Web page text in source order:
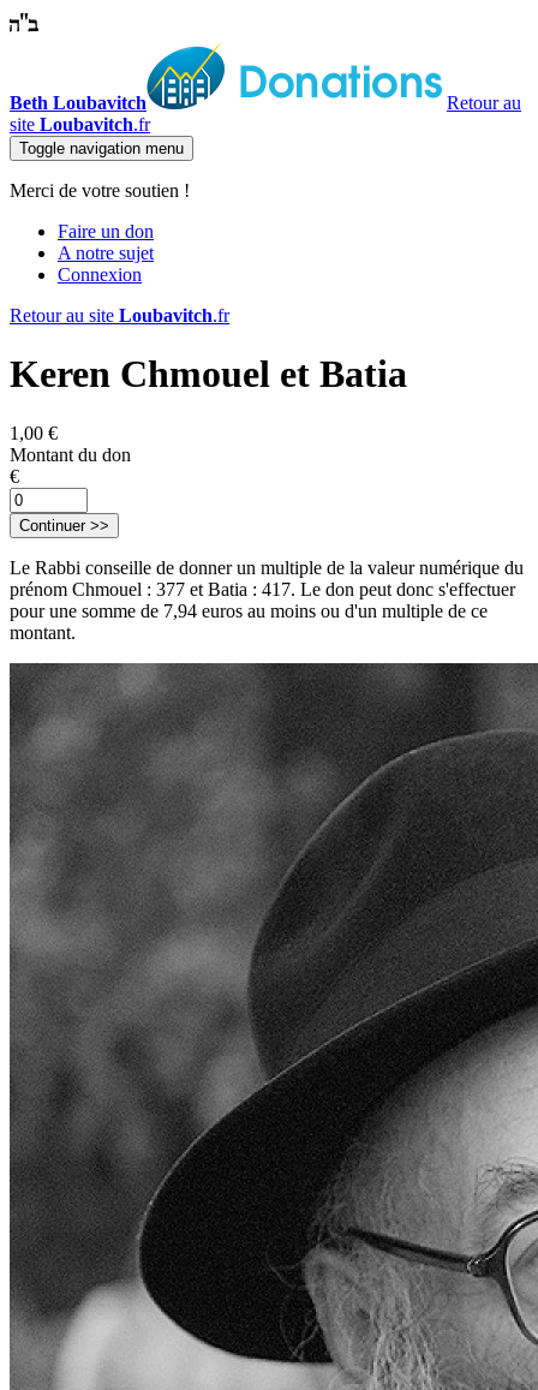
Beth Loubavitch
Retour au
site Loubavitch.fr
Toggle navigation menu
Merci de votre soutien !
Faire un don
A notre sujet
Connexion
Retour au site Loubavitch.fr
Keren Chmouel et Batia
1,00 €
Montant du don
€
Continuer >>
Le Rabbi conseille de donner un multiple de la valeur numérique du
prénom Chmouel : 377 et Batia : 417. Le don peut donc s'effectuer
pour une somme de 7,94 euros au moins ou d'un multiple de ce
montant.